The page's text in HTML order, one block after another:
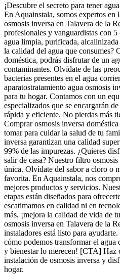
¡Descubre el secreto para tener
En Aquainstala, somos expertos en
osmosis inversa en Talavera de la
profesionales y vanguardistas con
agua limpia, purificada,
la calidad del agua que consumes?
doméstica, podrás disfrutar de un
contaminantes. Olvídate de las
bacterias presentes en el agua
aparatostratamiento agua osmosis
para tu hogar. Contamos con un
especializados que se encargarán
rápida y eficiente. No pierdas más
Comprar osmosis inversa
tomar para cuidar la salud de tu
inversa garantizan una calidad
99% de las impurezas. ¿Quieres
salir de casa? Nuestro filtro
única. Olvídate del sabor a cloro o
favorita. En Aquainstala, nos
mejores productos y servicios.
etapas están diseñados para
escatimamos en calidad ni en
más, ¡mejora la calidad de vida de
osmosis inversa en Talavera de la
instaladores está listo para
cómo podemos transformar el agua
y bienestar lo merecen! [CTA] Haz
instalación de osmosis inversa y
hogar.